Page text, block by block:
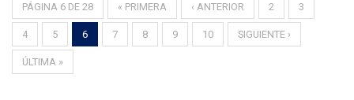
PÁGINA 6 DE 28 « PRIMERA ‹ ANTERIOR 2 3
4 5 6 7 8 9 10 SIGUIENTE ›
ÚLTIMA »